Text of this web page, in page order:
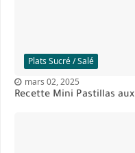
Plats Sucré / Salé
mars 02, 2025
Recette Mini Pastillas